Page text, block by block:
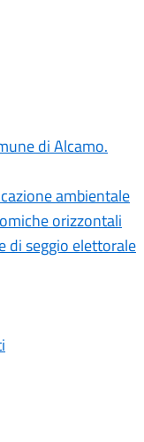
di Alcamo.
ambientale
orizzontali
di seggio elettorale